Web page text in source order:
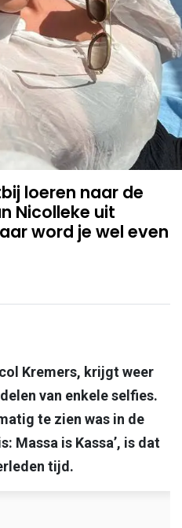
loeren naar de
Nicolleke uit
word je wel even
via link
Kremers, krijgt weer
van enkele selfies.
te zien was in de
Massa is Kassa’, is dat
tijd.